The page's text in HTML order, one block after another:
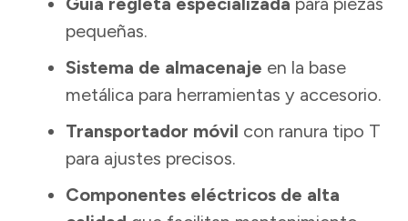
pequeñas.
Sistema de almacenaje en la base
metálica para herramientas y accesorio.
Transportador móvil con ranura tipo T
para ajustes precisos.
Componentes eléctricos de alta